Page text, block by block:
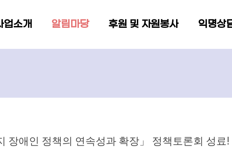
업소개 알림마당 후원 및 자원봉사 익명상
장애인 정책의 연속성과 확장」 정책토론회 성료!